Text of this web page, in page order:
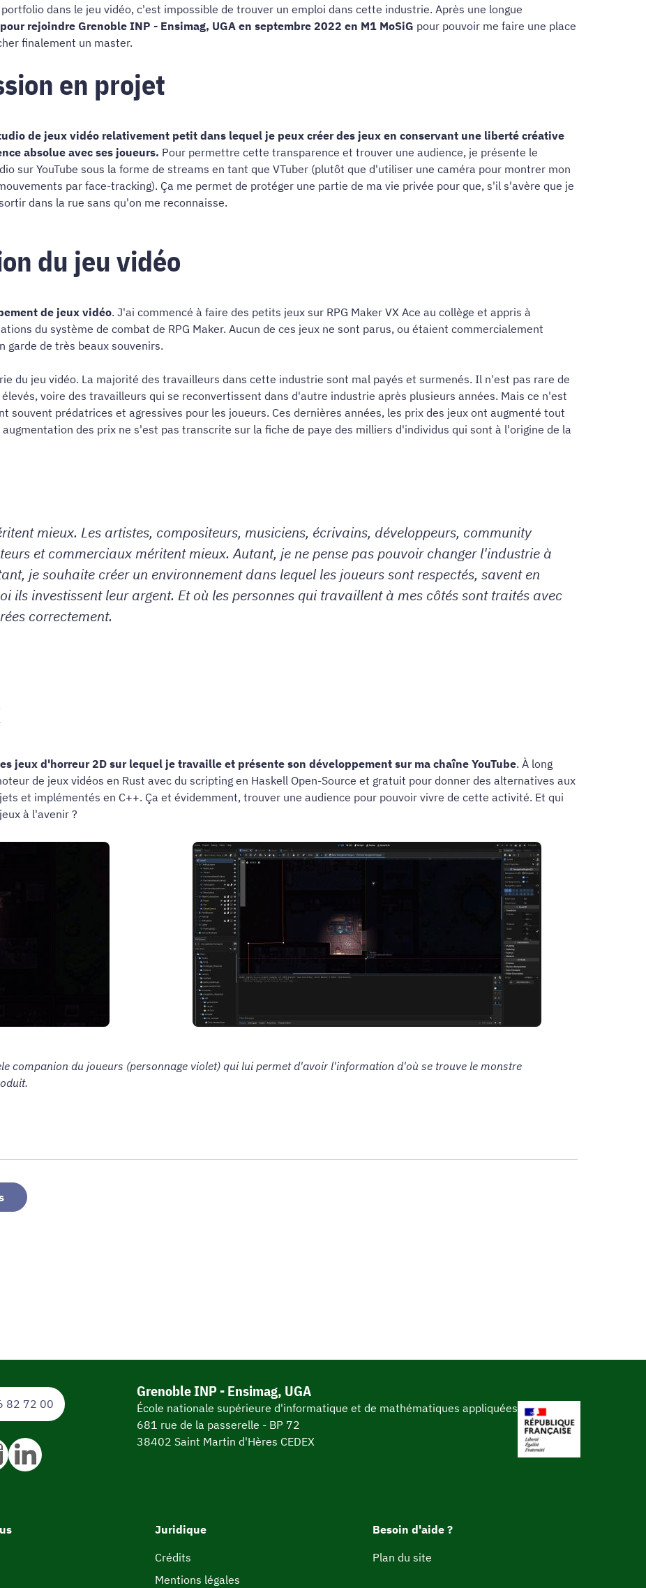
dans le jeu vidéo, c'est impossible de trouver un emploi dans cette industrie. Après une longue
rejoindre Grenoble INP - Ensimag, UGA en septembre 2022 en M1 MoSiG pour pouvoir me faire une place
finalement un master.
en projet
de jeux vidéo relativement petit dans lequel je peux créer des jeux en conservant une liberté créative
absolue avec ses joueurs. Pour permettre cette transparence et trouver une audience, je présente le
sur YouTube sous la forme de streams en tant que VTuber (plutôt que d'utiliser une caméra pour montrer mon
par face-tracking). Ça me permet de protéger une partie de ma vie privée pour que, s'il s'avère que je
dans la rue sans qu'on me reconnaisse.
du jeu vidéo
de jeux vidéo. J'ai commencé à faire des petits jeux sur RPG Maker VX Ace au collège et appris à
du système de combat de RPG Maker. Aucun de ces jeux ne sont parus, ou étaient commercialement
de très beaux souvenirs.
du jeu vidéo. La majorité des travailleurs dans cette industrie sont mal payés et surmenés. Il n'est pas rare de
voire des travailleurs qui se reconvertissent dans d'autre industrie après plusieurs années. Mais ce n'est
souvent prédatrices et agressives pour les joueurs. Ces dernières années, les prix des jeux ont augmenté tout
des prix ne s'est pas transcrite sur la fiche de paye des milliers d'individus qui sont à l'origine de la
mieux. Les artistes, compositeurs, musiciens, écrivains, développeurs, community
et commerciaux méritent mieux. Autant, je ne pense pas pouvoir changer l'industrie à
je souhaite créer un environnement dans lequel les joueurs sont respectés, savent en
ils investissent leur argent. Et où les personnes qui travaillent à mes côtés sont traités avec
correctement.
jeux d'horreur 2D sur lequel je travaille et présente son développement sur ma chaîne YouTube. À long
de jeux vidéos en Rust avec du scripting en Haskell Open-Source et gratuit pour donner des alternatives aux
et implémentés en C++. Ça et évidemment, trouver une audience pour pouvoir vivre de cette activité. Et qui
à l'avenir ?
companion du joueurs (personnage violet) qui lui permet d'avoir l'information d'où se trouve le monstre
82 72 00
Grenoble INP - Ensimag, UGA
École nationale supérieure d'informatique et de mathématiques appliquées
681 rue de la passerelle - BP 72
38402 Saint Martin d'Hères CEDEX
Juridique
Crédits
Mentions légales
Besoin d'aide ?
Plan du site